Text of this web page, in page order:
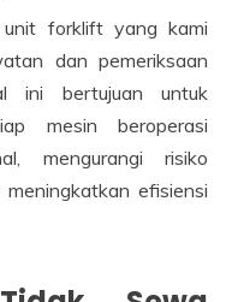
unit forklift yang kami
dan pemeriksaan
ini bertujuan untuk
mesin beroperasi
mengurangi risiko
efisiensi